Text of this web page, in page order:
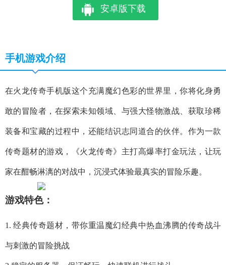
安卓版下载
手机游戏介绍
在火龙传奇手机版这个充满魔幻色彩的世界里，你将化身勇
敢的冒险者，在探索未知领域、与强大怪物激战、获取珍稀
装备和宝藏的过程中，还能结识志同道合的伙伴。作为一款
传奇题材的游戏，《火龙传奇》主打高爆率打金玩法，让玩
家在酣畅淋漓的对战中，沉浸式体验最真实的冒险乐趣。
游戏特色：
1. 经典传奇题材，带你重温魔幻经典中热血沸腾的传奇战斗
与刺激的冒险挑战